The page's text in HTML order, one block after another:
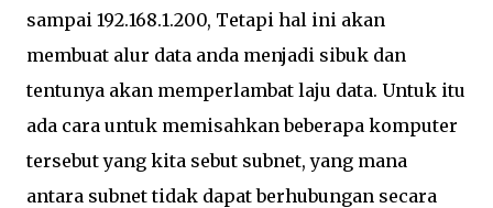
sampai 192.168.1.200, Tetapi hal ini akan
membuat alur data anda menjadi sibuk dan
tentunya akan memperlambat laju data. Untuk itu
ada cara untuk memisahkan beberapa komputer
tersebut yang kita sebut subnet, yang mana
antara subnet tidak dapat berhubungan secara